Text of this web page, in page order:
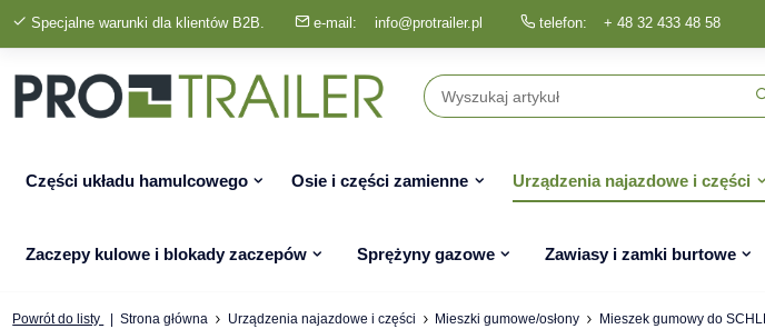
Specjalne warunki dla klientów B2B. e-mail: info@protrailer.pl telefon: + 48 32 433 48 58
Części układu hamulcowego Osie i części zamienne Urządzenia najazdowe i części
Zaczepy kulowe i blokady zaczepów Sprężyny gazowe Zawiasy i zamki burtowe
Powrót do listy Strona główna Urządzenia najazdowe i części Mieszki gumowe/osłony Mieszek gumowy do